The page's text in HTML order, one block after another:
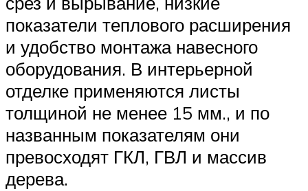
показатели теплового расширения
и удобство монтажа навесного
оборудования. В интерьерной
отделке применяются листы
толщиной не менее 15 мм., и по
названным показателям они
превосходят ГКЛ, ГВЛ и массив
дерева.